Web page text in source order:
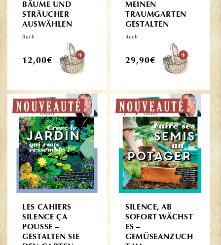
BÄUME UND
STRÄUCHER
AUSWÄHLEN
Buch
Normaler
12,00€
MEINEN
TRAUMGARTEN
GESTALTEN
Buch
Normaler
29,90€
LES CAHIERS
SILENCE ÇA
POUSSE –
GESTALTEN SIE
SILENCE, AB
SOFORT WÄCHST
ES –
GEMÜSEANZUCH